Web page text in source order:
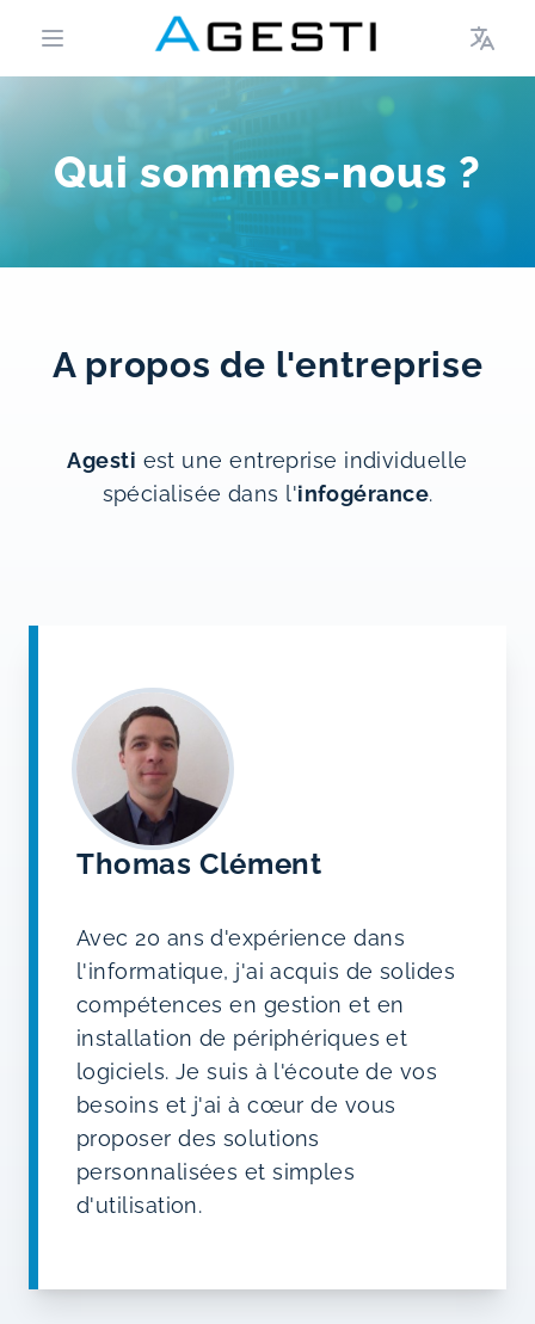
Ouvrir le menu principal
Langue
Qui sommes-nous ?
A propos de l'entreprise
Agesti est une entreprise individuelle
spécialisée dans l'infogérance.
Thomas Clément
Avec 20 ans d'expérience dans
l'informatique, j'ai acquis de solides
compétences en gestion et en
installation de périphériques et
logiciels. Je suis à l'écoute de vos
besoins et j'ai à cœur de vous
proposer des solutions
personnalisées et simples
d'utilisation.